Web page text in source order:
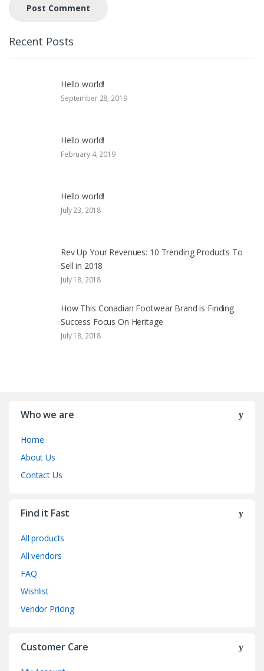
Recent Posts
Hello world!
September 28, 2019
Hello world!
February 4, 2019
Hello world!
July 23, 2018
Rev Up Your Revenues: 10 Trending Products To
Sell in 2018
July 18, 2018
How This Conadian Footwear Brand is Finding
Success Focus On Heritage
July 18, 2018
Who we are
Home
About Us
Contact Us
Find it Fast
All products
All vendors
FAQ
Wishlist
Vendor Pricing
Customer Care